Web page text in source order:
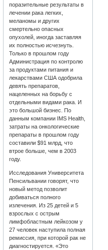
поразительные результаты в
лечении рака легких,
меланомы и других
смертельно опасных
опухолей, иногда заставляя
их полностью исчезнуть.
Только в прошлом году
Администрация по контролю
за продуктами питания и
лекарствами США одобрила
девять препаратов,
нацеленных на борьбу с
отдельными видами рака. И
это большой бизнес. По
данным компании IMS Health,
затраты на онкологические
препараты в прошлом году
составили $91 млрд, что
втрое больше, чем в 2003
году.
Исследования Университета
Пенсильвании говорят, что
новый метод позволит
добиваться полного
излечения. Из 25 детей и 5
взрослых с острым
лимфобластным лейкозом у
27 человек наступила полная
ремиссия, при которой рак не
диагностируется. «Это